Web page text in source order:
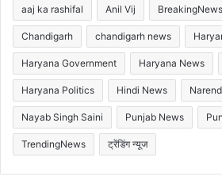
aaj ka rashifal Anil Vij BreakingNews
Chandigarh chandigarh news
Haryana Government Haryana News
Haryana Politics Hindi News
Nayab Singh Saini Punjab News
TrendingNews ट्रेंडिंग न्यूज